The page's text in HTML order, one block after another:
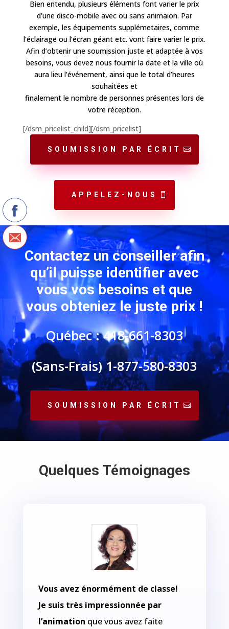
Bien entendu, plusieurs éléments font varier le prix
d’une disco-mobile avec ou sans animaion. Par
exemple, les équipements supplémetaires, comme
l’éclairage ou l’écran géant etc. vont faire varier le prix.
Afin d’obtenir une soumission juste et adaptée à vos
besoins, vous devez nous fournir la date et la ville où
aura lieu l’événement, ainsi que le total d’heures
souhaitées et
finalement le nombre de personnes présentes lors de
votre réception.
[/dsm_pricelist_child][/dsm_pricelist]
SOUMISSION PAR ÉCRIT
APPELEZ-NOUS
Contactez un conseiller afin
qu’il puisse identifier avec
vous vos besoins et que
vousobteniez le juste prix !
Québec : 418-661-8303
(Sans-Frais) 1-877-580-8303
SOUMISSION PAR ÉCRIT
Quelques Témoignages
Vous avez énormément de classe!
Je suis très impressionnée par
l’animation que vous avez faite